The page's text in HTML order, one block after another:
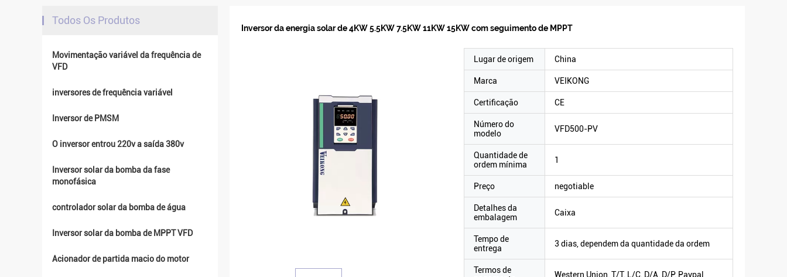
Todos Os Produtos
Movimentação variável da frequência de
VFD
inversores de frequência variável
Inversor de PMSM
O inversor entrou 220v a saída 380v
Inversor solar da bomba da fase
monofásica
controlador solar da bomba de água
Inversor solar da bomba de MPPT VFD
Acionador de partida macio do motor
Inversor da energia solar de 4KW 5.5KW 7.5KW 11KW 15KW com seguimento de MPPT
Lugar de origem China
Marca VEIKONG
Certificação CE
Número do
modelo
VFD500-PV
Quantidade de
ordem mínima
1
Preço negotiable
Detalhes da
embalagem
Caixa
Tempo de
entrega
3 dias, dependem da quantidade da ordem
Termos de
Western Union, T/T, L/C, D/A, D/P, Paypal